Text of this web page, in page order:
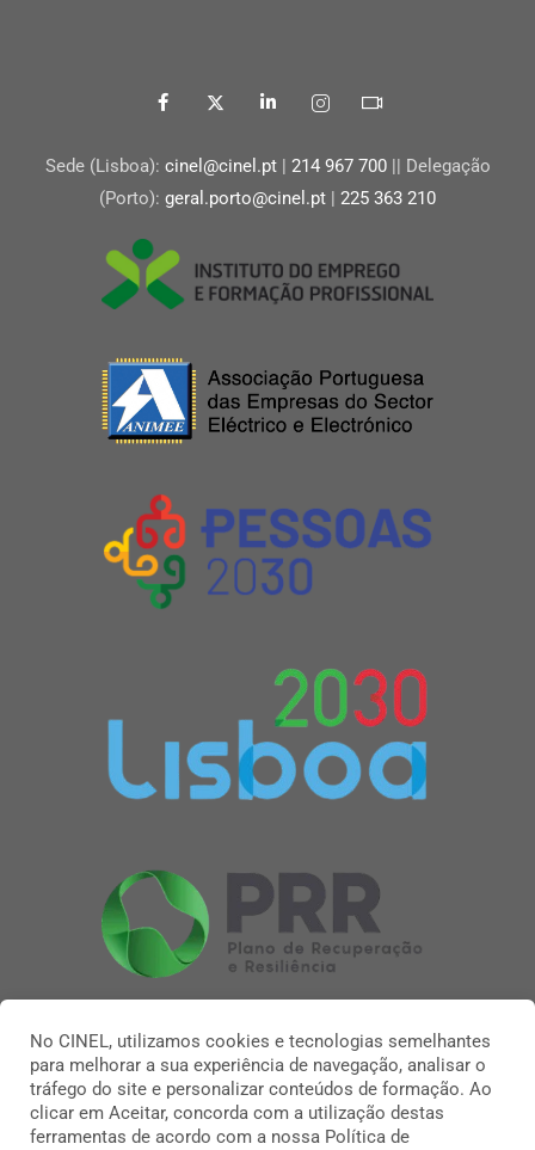
Sede (Lisboa): cinel@cinel.pt| 214 967 700|| Delegação
(Porto): geral.porto@cinel.pt | 225 363 210
No CINEL, utilizamos cookies e tecnologias semelhantes
para melhorar a sua experiência de navegação, analisar o
tráfego do site e personalizar conteúdos de formação. Ao
clicar em Aceitar, concorda com a utilização destas
ferramentas de acordo com a nossa Política de